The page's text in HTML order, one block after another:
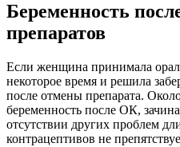
Беременность
препаратов
Если женщина принимала
некоторое время и решила
после отмены препарата.
беременность после ОК,
отсутствии других проблем
контрацептивов не